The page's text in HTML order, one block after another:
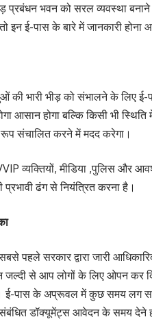
प्रबंधन भवन को सरल व्यवस्था
इन ई-पास के बारे में जानकारी
की भारी भीड़ को संभालने के लिए
आसान होगा बल्कि किसी भी
संचालित करने में मदद करेगा।
व्यक्तियों, मीडिया ,पुलिस और
ढंग से नियंत्रित करना है।
पहले सरकार द्वारा जारी
जल्दी से आप लोगों के लिए ओपन कर
पास के अप्रूवल में कुछ समय लग
डॉक्यूमेंट्स आवेदन के समय देने